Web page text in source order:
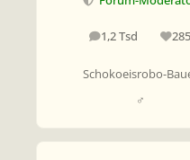
1,2 Tsd
Beiträge 285
Schokoeisrobo-
♂